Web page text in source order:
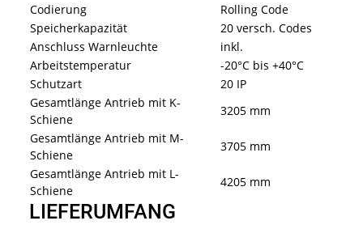
Codierung
Rolling Code
Speicherkapazität
20 versch. Codes
Anschluss Warnleuchte
inkl.
Arbeitstemperatur
-20°C bis +40°C
Schutzart
20 IP
Gesamtlänge Antrieb mit K-
Schiene
3205 mm
Gesamtlänge Antrieb mit M-
Schiene
3705 mm
Gesamtlänge Antrieb mit L-
Schiene
4205 mm
LIEFERUMFANG